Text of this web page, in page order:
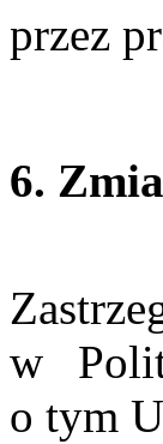
przez
6.
w
o tym